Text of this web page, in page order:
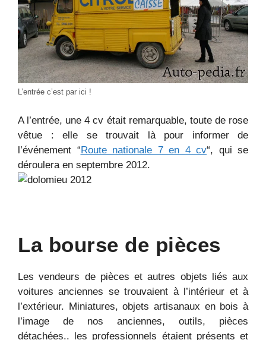
L’entrée c’est par ici !
A l’entrée, une 4 cv était remarquable, toute de rose
vêtue : elle se trouvait là pour informer de
l’événement “Route nationale 7 en 4 cv“, qui se
déroulera en septembre 2012.
La bourse de pièces
Les vendeurs de pièces et autres objets liés aux
voitures anciennes se trouvaient à l’intérieur et à
l’extérieur. Miniatures, objets artisanaux en bois à
l’image de nos anciennes, outils, pièces
détachées.. les professionnels étaient présents et